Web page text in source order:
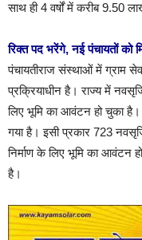
साथ ही 4 वर्षों में करीब 9.50
रिक्त पद भरेंगे, नई पंचायतों
पंचायतीराज संस्थाओं में ग्राम
प्रक्रियाधीन है। राज्य में
लिए भूमि का आवंटन हो चुका है।
गया है। इसी प्रकार 723
निर्माण के लिए भूमि का आवंटन
है।